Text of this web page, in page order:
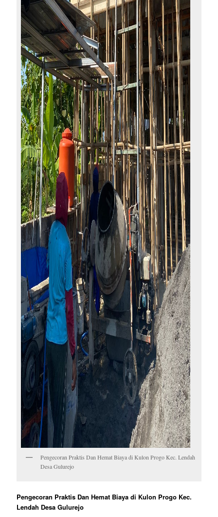
Pengecoran Praktis Dan Hemat Biaya di Kulon Progo Kec. Lendah
Desa Gulurejo
Pengecoran Praktis Dan Hemat Biaya di Kulon Progo Kec.
Lendah Desa Gulurejo